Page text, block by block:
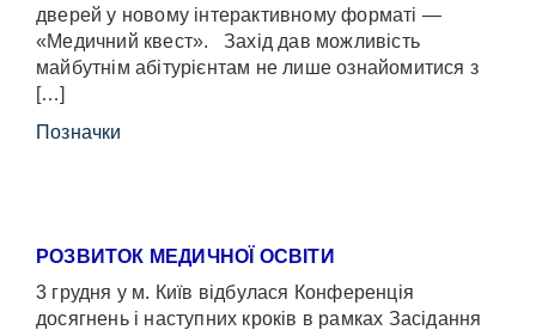
дверей у новому інтерактивному форматі —
«Медичний квест». Захід дав можливість
майбутнім абітурієнтам не лише ознайомитися з
[…]
Позначки
РОЗВИТОК МЕДИЧНОЇ ОСВІТИ
3 грудня у м. Київ відбулася Конференція
досягнень і наступних кроків в рамках Засідання